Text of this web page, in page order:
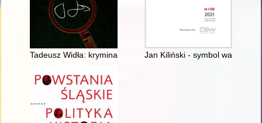
Tadeusz Widła: kryminalistyk, naukowiec, praktyk, wspaniały
Jan Kiliński - symbol